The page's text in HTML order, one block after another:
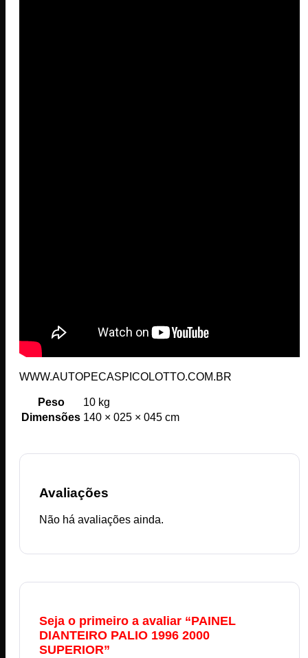
WWW.AUTOPECASPICOLOTTO.COM.BR
Peso
10 kg
Dimensões 140 × 025 × 045 cm
Avaliações
Não há avaliações ainda.
Seja o primeiro a avaliar “PAINEL
DIANTEIRO PALIO 1996 2000
SUPERIOR”